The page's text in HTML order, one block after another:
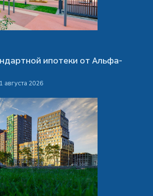
ипотеки от Альфа-
августа 2026